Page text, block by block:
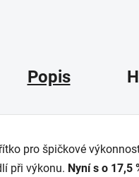
Popis
pro špičkové
při výkonu. Nyní s o 17,5